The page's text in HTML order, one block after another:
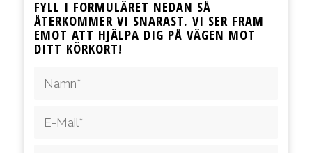
FYLL I FORMULÄRET NEDAN SÅ
ÅTERKOMMER VI SNARAST. VI SER FRAM
EMOT ATT HJÄLPA DIG PÅ VÄGEN MOT
DITT KÖRKORT!